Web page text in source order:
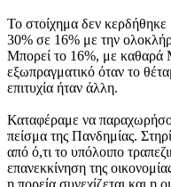
Το στοίχημα δεν
30% σε 16% με την
Μπορεί το 16%, με καθαρά
εξωπραγματικό όταν το
επιτυχία ήταν άλλη.
Καταφέραμε να
πείσμα της Πανδημίας.
από ό,τι το υπόλοιπο
επανεκκίνηση της
η πορεία συνεχίζεται και η